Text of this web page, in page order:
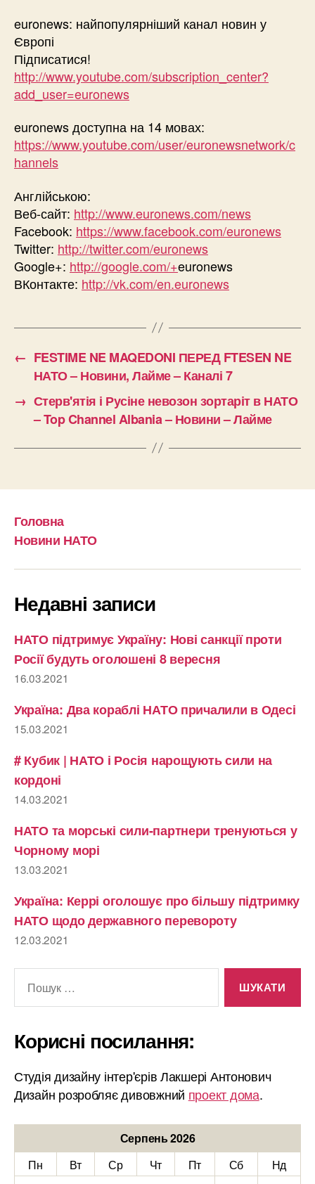
euronews: найпопулярніший канал новин у
Європі
Підписатися!
http://www.youtube.com/subscription_center?
add_user=euronews
euronews доступна на 14 мовах:
https://www.youtube.com/user/euronewsnetwork/c
hannels
Англійською:
Веб-сайт: http://www.euronews.com/news
Facebook: https://www.facebook.com/euronews
Twitter: http://twitter.com/euronews
Google+: http://google.com/+euronews
ВКонтакте: http://vk.com/en.euronews
← FESTIME NE MAQEDONI ПЕРЕД FTESEN NE
НАТО – Новини, Лайме – Каналі 7
→ Стерв'ятія і Русіне невозон зортаріт в НАТО
– Top Channel Albania – Новини – Лайме
Головна
Новини НАТО
Недавні записи
НАТО підтримує Україну: Нові санкції проти
Росії будуть оголошені 8 вересня
16.03.2021
Україна: Два кораблі НАТО причалили в Одесі
15.03.2021
# Кубик | НАТО і Росія нарощують сили на
кордоні
14.03.2021
НАТО та морські сили-партнери тренуються у
Чорному морі
13.03.2021
Україна: Керрі оголошує про більшу підтримку
НАТО щодо державного перевороту
12.03.2021
Корисні посилання:
Студія дизайну інтер'єрів Лакшері Антонович
Дизайн розробляє дивовжний проект дома.
Серпень 2026
Пн
Вт Ср Чт Пт Сб
Нд